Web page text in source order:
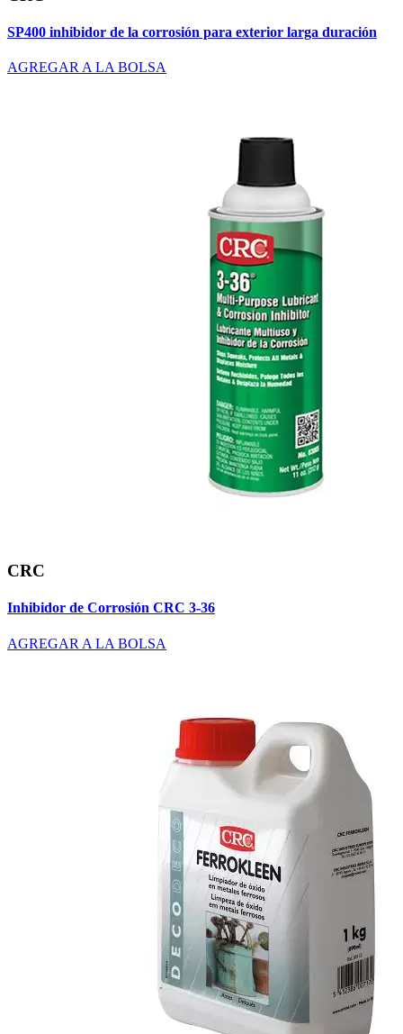
SP400 inhibidor de la corrosión para exterior larga duración
AGREGAR A LA BOLSA
CRC
Inhibidor de Corrosión CRC 3-36
AGREGAR A LA BOLSA